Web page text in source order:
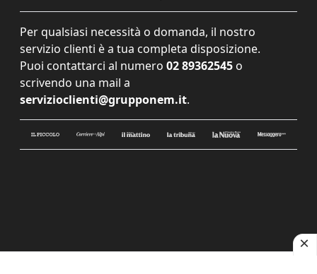
Per qualsiasi necessità o domanda, il nostro
servizio clienti è a tua completa disposizione.
Puoi contattarci al numero 02 89362545 o
scrivendo una mail a
servizioclienti@grupponem.it.